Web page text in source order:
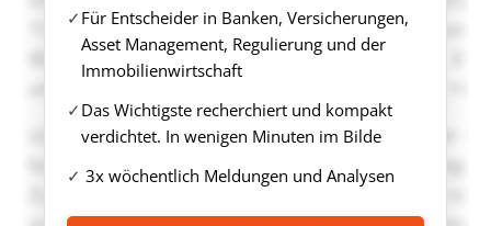
Für Entscheider in Banken, Versicherungen,
Asset Management, Regulierung und der
Immobilienwirtschaft
Das Wichtigste recherchiert und kompakt
verdichtet. In wenigen Minuten im Bilde
3x wöchentlich Meldungen und Analysen